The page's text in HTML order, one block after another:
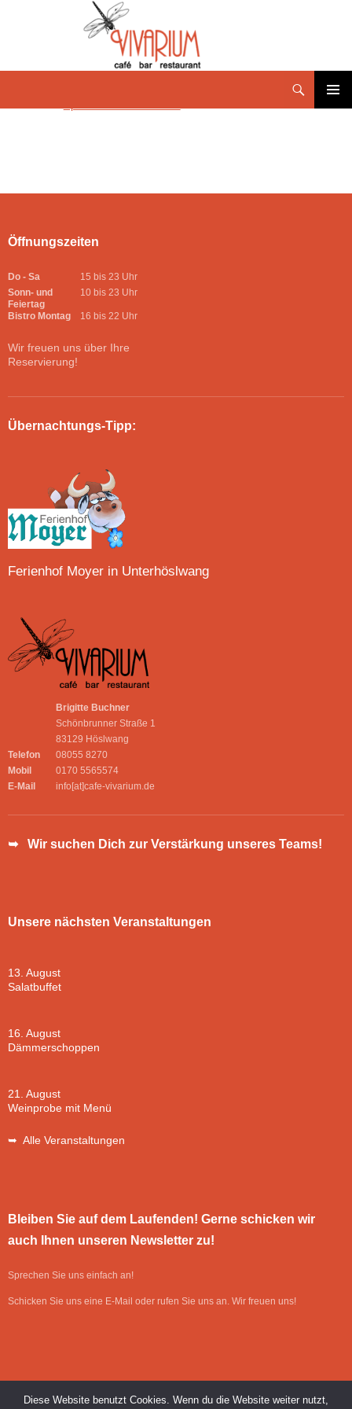
Öffnungszeiten
Do - Sa
15 bis 23 Uhr
Sonn- und
Feiertag
10 bis 23 Uhr
Bistro Montag 16 bis 22 Uhr
Wir freuen uns über Ihre
Reservierung!
Übernachtungs-Tipp:
Ferienhof Moyer in Unterhöslwang
Brigitte Buchner
Schönbrunner Straße 1
83129 Höslwang
Telefon
08055 8270
Mobil
0170 5565574
E-Mail
info[at]cafe-vivarium.de
➥ Wir suchen Dich zur Verstärkung unseres Teams!
Unsere nächsten Veranstaltungen
13. August
Salatbuffet
16. August
Dämmerschoppen
21. August
Weinprobe mit Menü
➥ Alle Veranstaltungen
Bleiben Sie auf dem Laufenden! Gerne schicken wir
auch Ihnen unseren Newsletter zu!
Sprechen Sie uns einfach an!
Schicken Sie uns eine E-Mail oder rufen Sie uns an. Wir freuen uns!
Diese Website benutzt Cookies. Wenn du die Website weiter nutzt,